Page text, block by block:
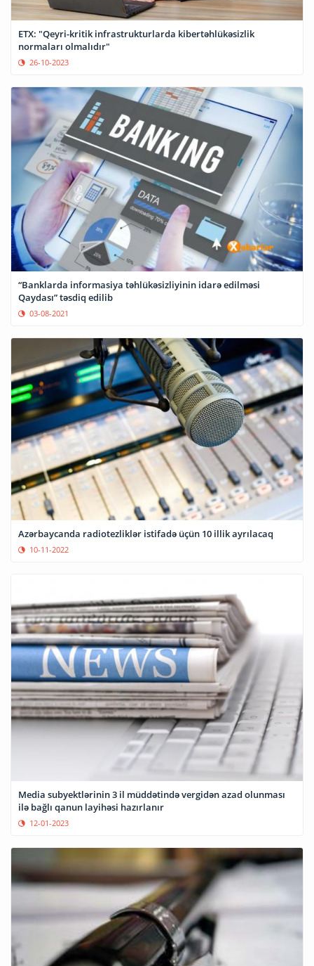
ETX: "Qeyri-kritik infrastrukturlarda kibertəhlükəsizlik
normaları olmalıdır"
26-10-2023
“Banklarda informasiya təhlükəsizliyinin idarə edilməsi
Qaydası” təsdiq edilib
03-08-2021
Azərbaycanda radiotezliklər istifadə üçün 10 illik ayrılacaq
10-11-2022
Media subyektlərinin 3 il müddətində vergidən azad olunması
ilə bağlı qanun layihəsi hazırlanır
12-01-2023